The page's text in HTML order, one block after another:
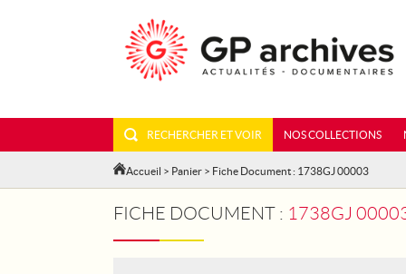
RECHERCHER ET VOIR NOS COLLECTIONS
Accueil > Panier > Fiche Document : 1738GJ 00003
FICHE DOCUMENT : 1738GJ 00003 -